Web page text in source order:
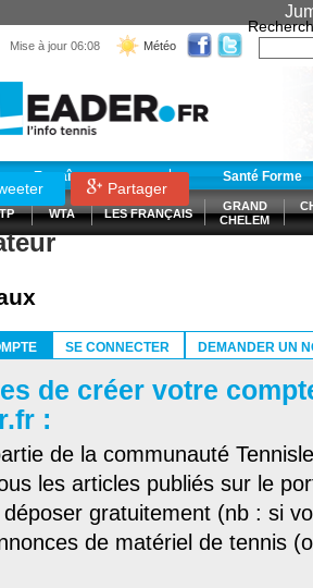
Mise à jour 06:08 Météo
Entraînement Santé Forme
WTA LES FRANÇAIS
GRAND
CHELEM
Partager
SE CONNECTER DEMANDER UN
de créer votre
:
de la communauté
les articles publiés sur le
gratuitement (nb : si
de matériel de tennis